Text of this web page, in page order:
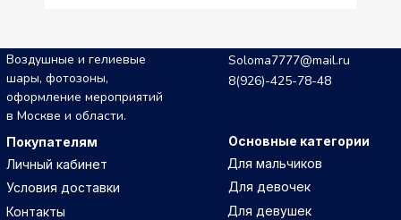
Soloma7777@mail.ru
Воздушные и гелиевые
шары, фотозоны,
оформление мероприятий
в Москве и области.
8(926)-425-78-48
Основные категории
Для девушек
Для мальчиков
Для девочек
Покупателям
Контакты
Личный кабинет
Условия доставки